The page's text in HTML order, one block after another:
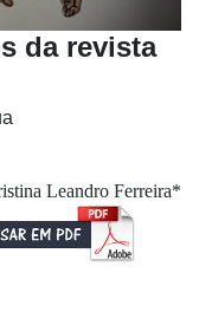
da revista
Leandro Ferreira*